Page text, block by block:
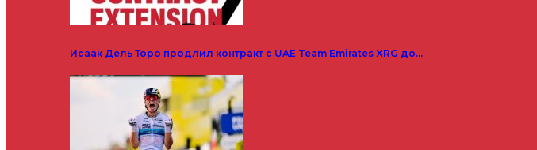
Исаак Дель Торо продлил контракт с UAE Team Emirates XRG до…